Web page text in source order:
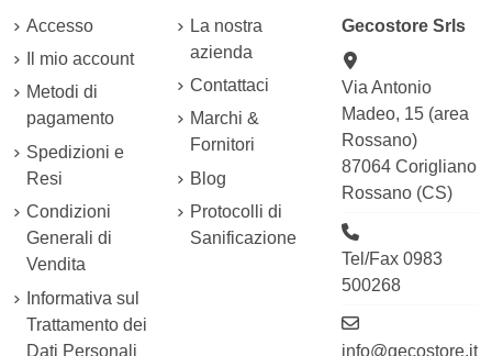
Accesso
Il mio account
Metodi di
pagamento
Spedizioni e
Resi
Condizioni
Generali di
Vendita
Informativa sul
Trattamento dei
Dati Personali
La nostra
azienda
Contattaci
Marchi &
Fornitori
Blog
Protocolli di
Sanificazione
Gecostore Srls
Via Antonio
Madeo, 15 (area
Rossano)
87064 Corigliano
Rossano (CS)
Tel/Fax 0983
500268
info@gecostore.it